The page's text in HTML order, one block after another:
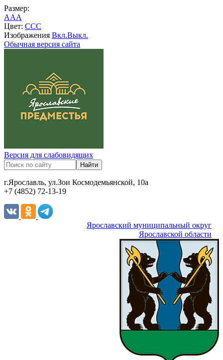
Размер:
AAA
Цвет: CCC
Изображения Вкл.Выкл.
Обычная версия сайта
Версия для слабовидящих
г.Ярославль, ул.Зои Космодемьянской, 10а
+7 (4852) 72-13-19
Ярославский муниципальный округ
Ярославской области